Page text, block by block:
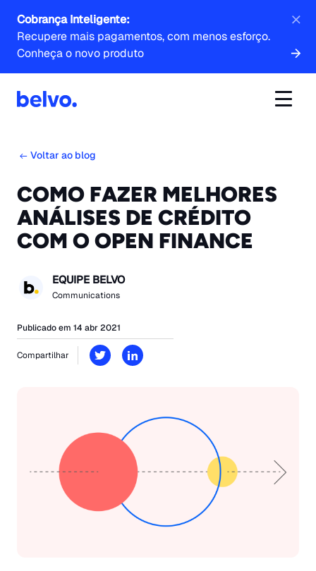
Cobrança Inteligente:
Recupere mais pagamentos, com menos esforço.
Conheça o novo produto
Voltar ao blog
COMO FAZER MELHORES
ANÁLISES DE CRÉDITO
COM O OPEN FINANCE
EQUIPE BELVO
Communications
Publicado em 14 abr 2021
Compartilhar